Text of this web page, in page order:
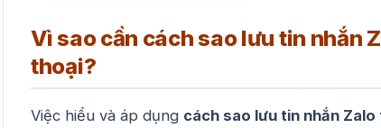
Vì sao cần cách sao lưu tin nhắn
thoại?
Việc hiểu và áp dụng cách sao lưu tin nhắn